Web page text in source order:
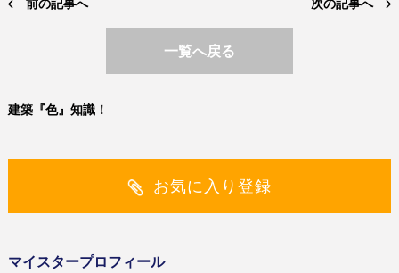
前の記事へ 次の記事へ
一覧へ戻る
建築『色』知識！
お気に入り登録
マイスタープロフィール